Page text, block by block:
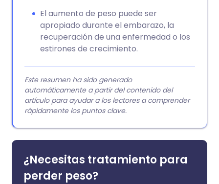
El aumento de peso puede ser
apropiado durante el embarazo, la
recuperación de una enfermedad o los
estirones de crecimiento.
Este resumen ha sido generado
automáticamente a partir del contenido del
artículo para ayudar a los lectores a comprender
rápidamente los puntos clave.
¿Necesitas tratamiento para
perder peso?